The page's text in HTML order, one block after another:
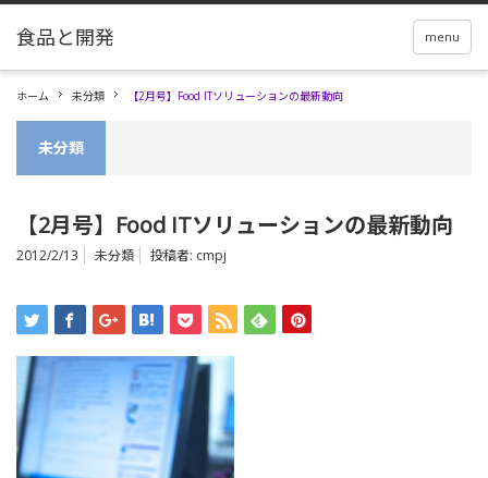
menu
ホーム 未分類 【2月号】Food ITソリューションの最新動向
未分類
【2月号】Food ITソリューションの最新動向
2012/2/13 未分類 投稿者: cmpj